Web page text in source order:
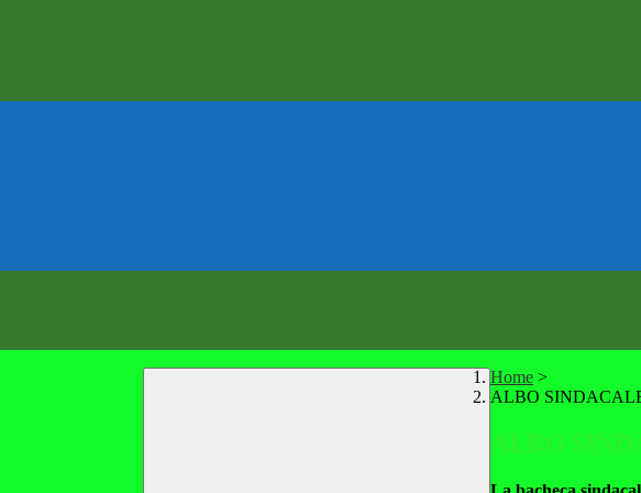
Home >
ALBO
ALBO